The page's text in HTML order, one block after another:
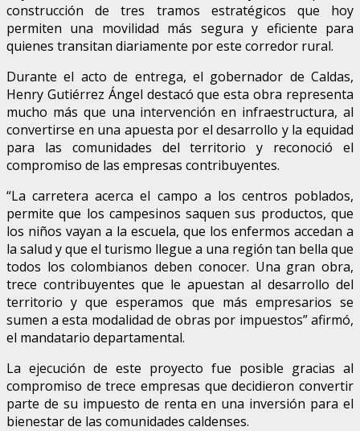
construcción de tres tramos estratégicos que hoy
permiten una movilidad más segura y eficiente para
quienes transitan diariamente por este corredor rural.
Durante el acto de entrega, el gobernador de Caldas,
Henry Gutiérrez Ángel destacó que esta obra representa
mucho más que una intervención en infraestructura, al
convertirse en una apuesta por el desarrollo y la equidad
para las comunidades del territorio y reconoció el
compromiso de las empresas contribuyentes.
“La carretera acerca el campo a los centros poblados,
permite que los campesinos saquen sus productos, que
los niños vayan a la escuela, que los enfermos accedan a
la salud y que el turismo llegue a una región tan bella que
todos los colombianos deben conocer. Una gran obra,
trece contribuyentes que le apuestan al desarrollo del
territorio y que esperamos que más empresarios se
sumen a esta modalidad de obras por impuestos” afirmó,
el mandatario departamental.
La ejecución de este proyecto fue posible gracias al
compromiso de trece empresas que decidieron convertir
parte de su impuesto de renta en una inversión para el
bienestar de las comunidades caldenses.